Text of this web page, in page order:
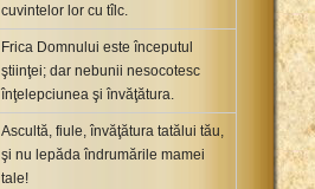
cuvintelor lor cu tîlc.
Frica Domnului este începutul
ştiinţei; dar nebunii nesocotesc
înţelepciunea şi învăţătura.
Ascultă, fiule, învăţătura tatălui tău,
şi nu lepăda îndrumările mamei
tale!